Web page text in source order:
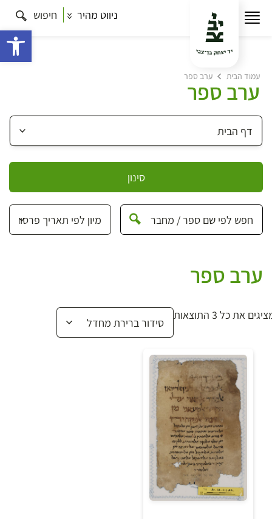
ניווט מהיר חיפוש
עמוד הבית ערב ספר
ערב ספר
סינון
ערב ספר
את כל ⁦3⁩ התוצאות